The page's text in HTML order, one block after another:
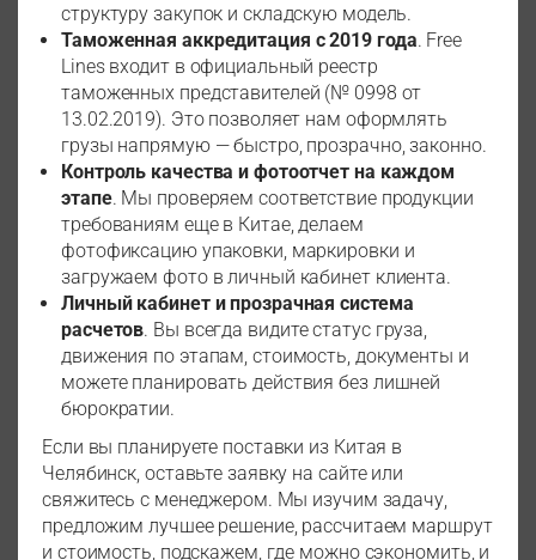
структуру закупок и складскую модель.
Таможенная аккредитация с 2019 года. Free
Lines входит в официальный реестр
таможенных представителей (№ 0998 от
13.02.2019). Это позволяет нам оформлять
грузы напрямую — быстро, прозрачно, законно.
Контроль качества и фотоотчет на каждом
этапе. Мы проверяем соответствие продукции
требованиям еще в Китае, делаем
фотофиксацию упаковки, маркировки и
загружаем фото в личный кабинет клиента.
Личный кабинет и прозрачная система
расчетов. Вы всегда видите статус груза,
движения по этапам, стоимость, документы и
можете планировать действия без лишней
бюрократии.
Если вы планируете поставки из Китая в
Челябинск, оставьте заявку на сайте или
свяжитесь с менеджером. Мы изучим задачу,
предложим лучшее решение, рассчитаем маршрут
и стоимость, подскажем, где можно сэкономить, и